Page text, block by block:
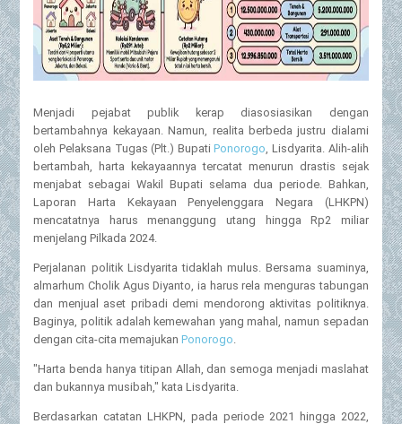
Menjadi pejabat publik kerap diasosiasikan dengan
bertambahnya kekayaan. Namun, realita berbeda justru dialami
oleh Pelaksana Tugas (Plt.) BupatiPonorogo, Lisdyarita. Alih-alih
bertambah, harta kekayaannya tercatat menurun drastis sejak
menjabat sebagai Wakil Bupati selama dua periode. Bahkan,
Laporan Harta Kekayaan Penyelenggara Negara (LHKPN)
mencatatnya harus menanggung utang hingga Rp2 miliar
menjelang Pilkada 2024.
Perjalanan politik Lisdyarita tidaklah mulus. Bersama suaminya,
almarhum Cholik Agus Diyanto, ia harus rela menguras tabungan
dan menjual aset pribadi demi mendorong aktivitas politiknya.
Baginya, politik adalah kemewahan yang mahal, namun sepadan
dengan cita-cita memajukanPonorogo.
"Harta benda hanya titipan Allah, dan semoga menjadi maslahat
dan bukannya musibah," kata Lisdyarita.
Berdasarkan catatan LHKPN, pada periode 2021 hingga 2022,